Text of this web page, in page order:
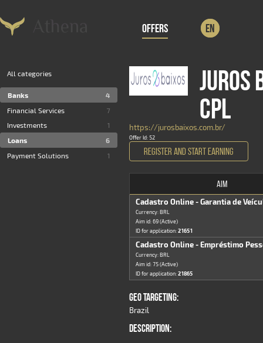
OFFERS EN
All categories
Banks
4
Financial Services
7
Investments
1
Loans
6
Payment Solutions
1
JUROS
CPL
https://jurosbaixos.com.br/
Offer Id: 52
REGISTER AND START EARNING
AIM
Cadastro Online - Garantia de
Currency: BRL
Aim id: 69 (Active)
ID for application:21651
Cadastro Online - Empréstimo
Currency: BRL
Aim id: 75 (Active)
ID for application:21865
GEO TARGETING:
Brazil
DESCRIPTION: